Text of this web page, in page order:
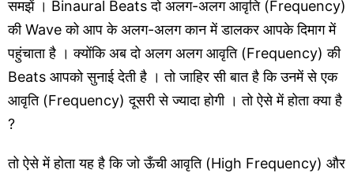
समझें । Binaural Beats दो अलग-अलग आवृति (Frequency)
की Wave को आप के अलग-अलग कान में डालकर आपके दिमाग में
पहुंचाता है । क्योंकि अब दो अलग अलग आवृति (Frequency) की
Beats आपको सुनाई देती है । तो जाहिर सी बात है कि उनमें से एक
आवृति (Frequency) दूसरी से ज्यादा होगी । तो ऐसे में होता क्या है
?
तो ऐसे में होता यह है कि जो ऊँची आवृति (High Frequency) और